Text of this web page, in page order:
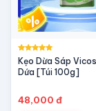
Kẹo Dừa Sáp
Dứa [Túi 100g]
48,000 đ